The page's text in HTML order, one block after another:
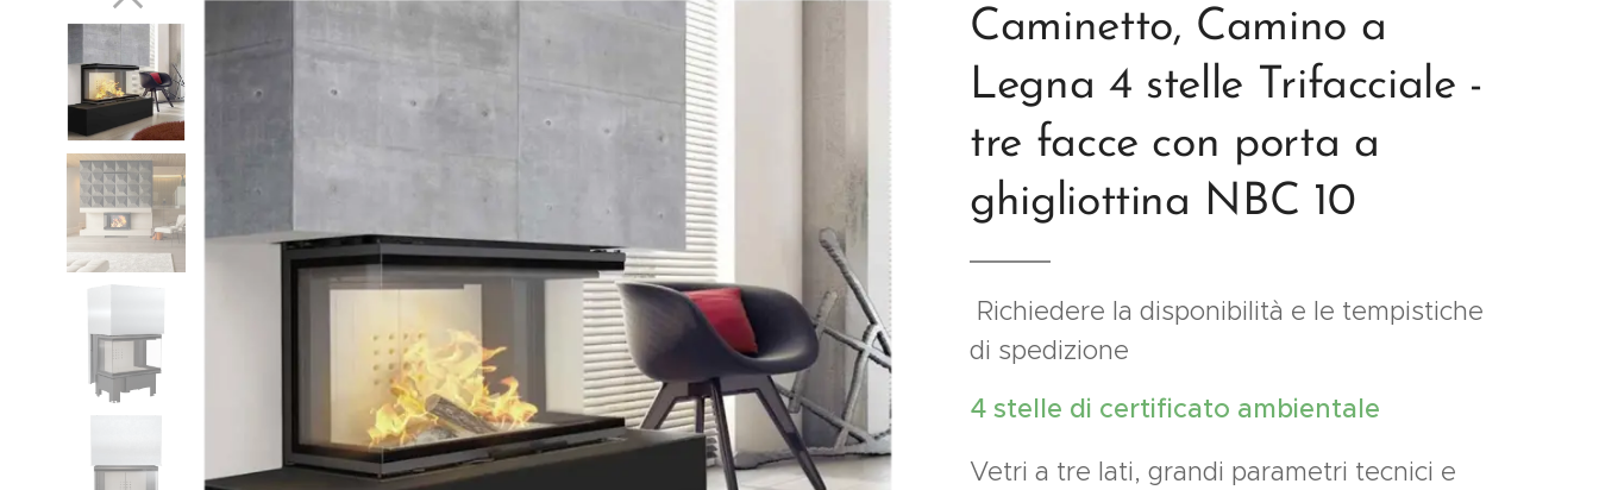
Caminetto, Camino a
Legna 4 stelle Trifacciale -
tre facce con porta a
ghigliottina NBC 10
Richiedere la disponibilità e le tempistiche
di spedizione
4 stelle di certificato ambientale
Vetri a tre lati, grandi parametri tecnici e